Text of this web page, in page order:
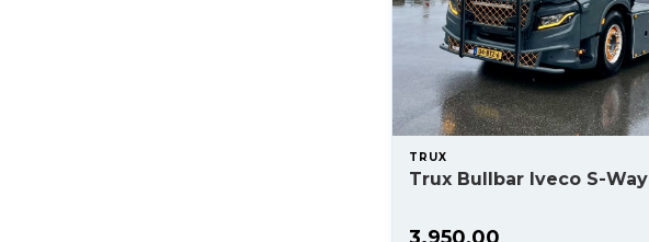
TRUX
Trux Bullbar Iveco S-Way